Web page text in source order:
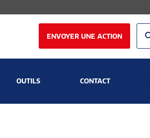
OUTILS CONTACT
ENVOYER UNE ACTION